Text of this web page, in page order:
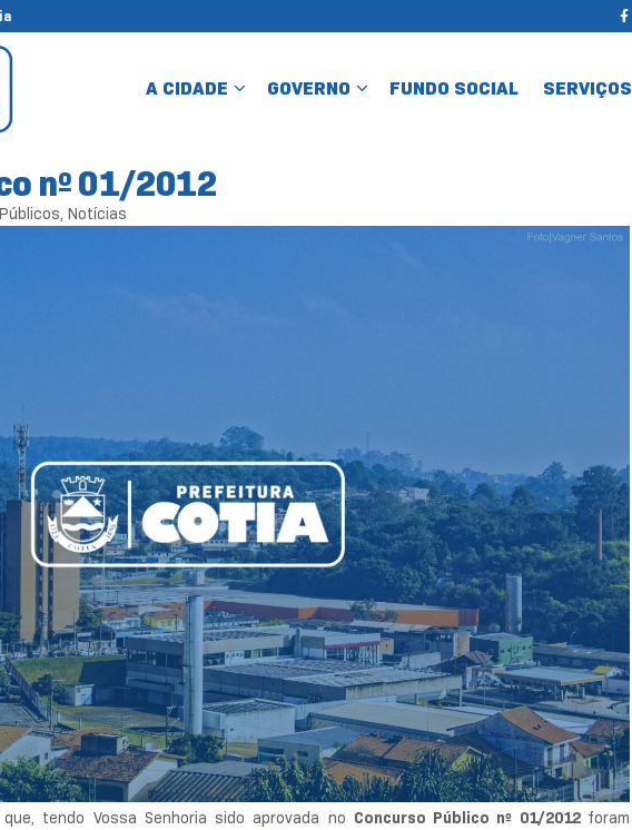
A CIDADE GOVERNO FUNDO SOCIAL SERVIÇOS
nº 01/2012
, Notícias
tendo Vossa Senhoria sido aprovada no Concurso Público nº 01/2012 foram